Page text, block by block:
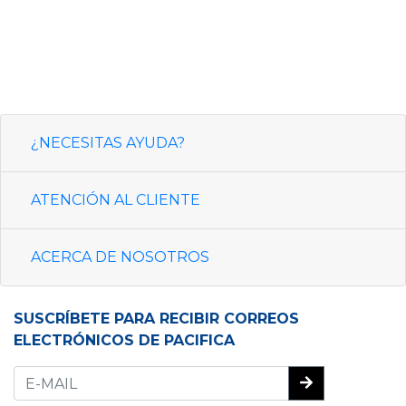
¿NECESITAS AYUDA?
ATENCIÓN AL CLIENTE
ACERCA DE NOSOTROS
SUSCRÍBETE PARA RECIBIR CORREOS
ELECTRÓNICOS DE PACIFICA